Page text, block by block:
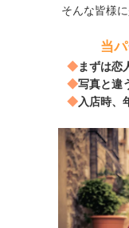
そんな皆様
当
◆まずは恋
◆写真と違
◆入店時、